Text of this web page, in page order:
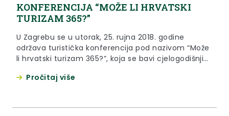
KONFERENCIJA “MOŽE LI HRVATSKI
TURIZAM 365?”
U Zagrebu se u utorak, 25. rujna 2018. godine
održava turistička konferencija pod nazivom “Može
li hrvatski turizam 365?”, koja se bavi cjelogodišnjim
Pročitaj više